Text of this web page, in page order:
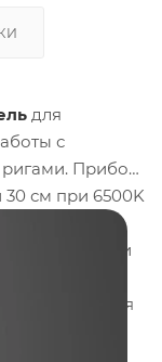
для
с
Прибор
30 см при 6500K
цветовой
. Показатели
для